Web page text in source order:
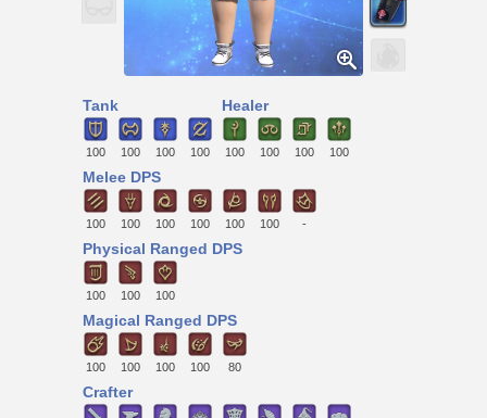
Tank
100 100 100 100
Healer
100 100 100 100
Melee DPS
100 100 100 100 100 100 -
Physical Ranged DPS
100 100 100
Magical Ranged DPS
100 100 100 100 80
Crafter